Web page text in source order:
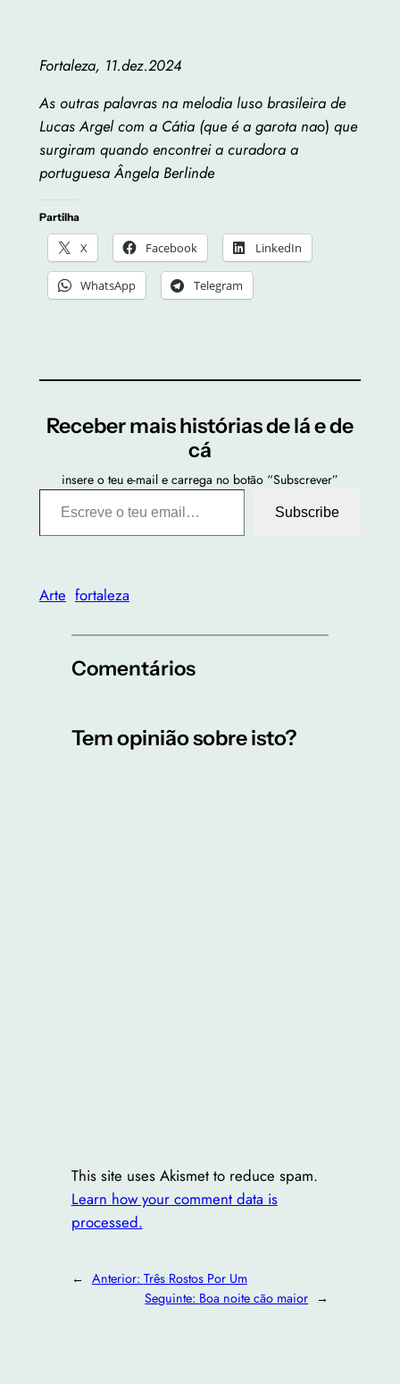
Fortaleza, 11.dez.2024
As outras palavras na melodia luso brasileira de
Lucas Argel com a Cátia (que é a garota nao) que
surgiram quando encontrei a curadora a
portuguesa Ângela Berlinde
Partilha
X Facebook LinkedIn
WhatsApp Telegram
Receber mais histórias de lá e de
cá
insere o teu e-mail e carrega no botão “Subscrever”
Escreve o teu email…
Subscribe
Arte fortaleza
Comentários
Tem opinião sobre isto?
This site uses Akismet to reduce spam.
Learn how your comment data is
processed.
← Anterior: Três Rostos Por Um
Seguinte: Boa noite cão maior →